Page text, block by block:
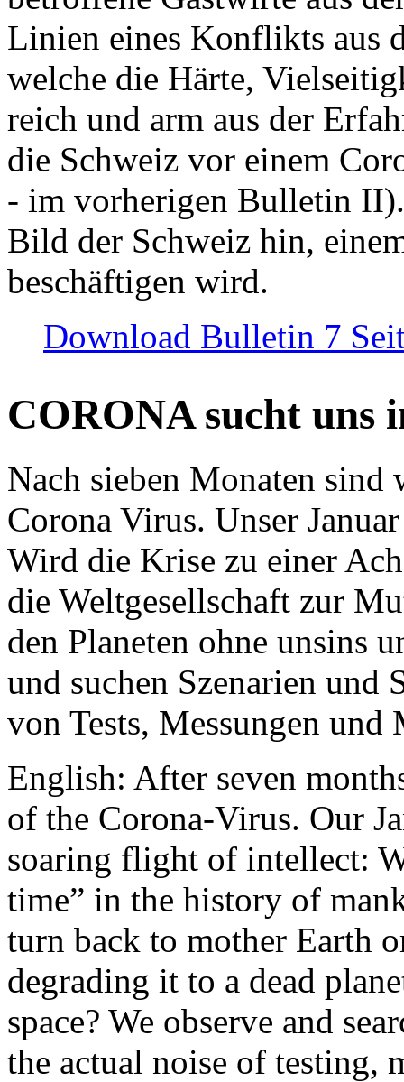
Linien eines Konflikts aus
welche die Härte,
reich und arm aus der
die Schweiz vor einem
- im vorherigen Bulletin
Bild der Schweiz hin,
beschäftigen wird.
Download Bulletin 7
CORONA sucht uns
Nach sieben Monaten
Corona Virus. Unser
Wird die Krise zu einer
die Weltgesellschaft zur
den Planeten ohne unsins
und suchen Szenarien und
von Tests, Messungen und
English: After seven
of the Corona-Virus. Our
soaring flight of intellect:
time” in the history of
turn back to mother Earth
degrading it to a dead
space? We observe and
the actual noise of testing,